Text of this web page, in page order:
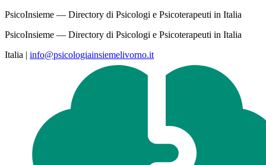
PsicoInsieme — Directory di Psicologi e Psicoterapeuti in Italia
PsicoInsieme — Directory di Psicologi e Psicoterapeuti in Italia
Italia | info@psicologiainsiemelivorno.it